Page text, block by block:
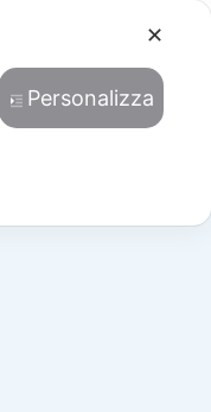
Accedi/Registrati
✕
Personalizza